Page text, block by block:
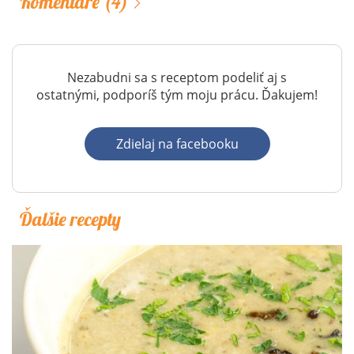
Nezabudni sa s receptom podeliť aj s
ostatnými, podporíš tým moju prácu. Ďakujem!
Zdielaj na facebooku
Ďalšie recepty